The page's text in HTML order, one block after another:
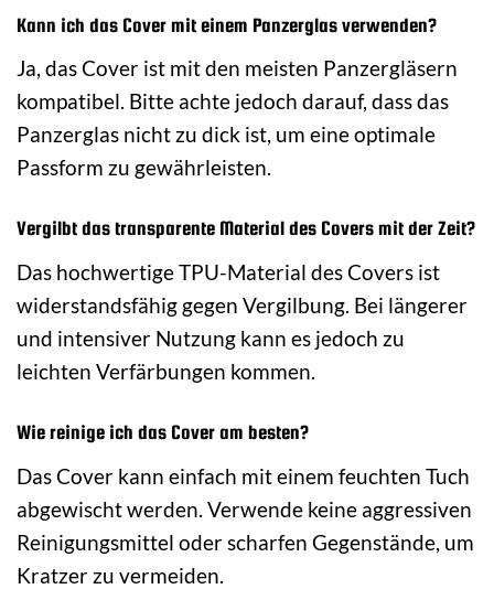
Kann ich das Cover mit einem Panzerglas verwenden?
Ja, das Cover ist mit den meisten Panzergläsern
kompatibel. Bitte achte jedoch darauf, dass das
Panzerglas nicht zu dick ist, um eine optimale
Passform zu gewährleisten.
Vergilbt das transparente Material des Covers mit der Zeit?
Das hochwertige TPU-Material des Covers ist
widerstandsfähig gegen Vergilbung. Bei längerer
und intensiver Nutzung kann es jedoch zu
leichten Verfärbungen kommen.
Wie reinige ich das Cover am besten?
Das Cover kann einfach mit einem feuchten Tuch
abgewischt werden. Verwende keine aggressiven
Reinigungsmittel oder scharfen Gegenstände, um
Kratzer zu vermeiden.